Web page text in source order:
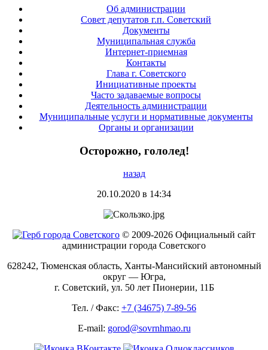
Об администрации
Совет депутатов г.п. Советский
Документы
Муниципальная служба
Интернет-приемная
Контакты
Глава г. Советского
Инициативные проекты
Часто задаваемые вопросы
Деятельность администрации
Муниципальные услуги и нормативные документы
Органы и организации
Осторожно, гололед!
назад
20.10.2020 в 14:34
© 2009-2026 Официальный сайт
администрации города Советского
628242, Тюменская область, Ханты-Мансийский автономный
округ — Югра,
г. Советский, ул. 50 лет Пионерии, 11Б
Тел. / Факс: +7 (34675) 7-89-56
E-mail: gorod@sovrnhmao.ru